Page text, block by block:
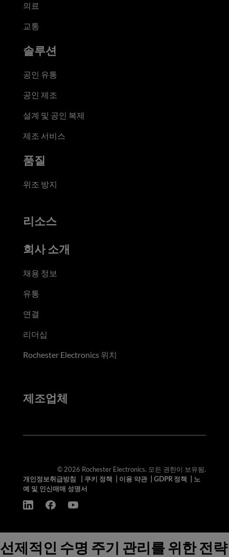
의료
교통
솔루션
공인 유통
공인 제조
설계 및 공인 복제
제조 서비스
품질
위조 방지
리소스
회사 소개
채용 정보
유통
연결
리더십
Rochester Electronics 위치
제조업체
© 2026 Rochester Electronics. 모든 권한이 보유됨.
개인정보취급방침
쿠키 정책 이용 약관| GDPR 정책
노
예 및 인신매매 성명서
선제적인 수명 주기 관리를 위한 전략